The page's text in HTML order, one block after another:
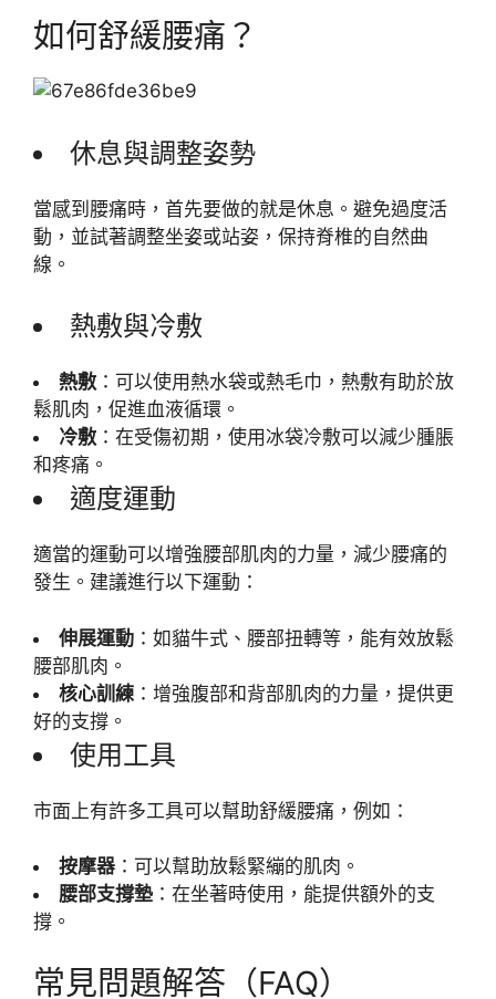
如何舒緩腰痛？
休息與調整姿勢
當感到腰痛時，首先要做的就是休息。避免過度活
動，並試著調整坐姿或站姿，保持脊椎的自然曲
線。
熱敷與冷敷
熱敷 ：可以使用熱水袋或熱毛巾，熱敷有助於放
鬆肌肉，促進血液循環。
冷敷 ：在受傷初期，使用冰袋冷敷可以減少腫脹
和疼痛。
適度運動
適當的運動可以增強腰部肌肉的力量，減少腰痛的
發生。建議進行以下運動：
伸展運動 ：如貓牛式、腰部扭轉等，能有效放鬆
腰部肌肉。
核心訓練 ：增強腹部和背部肌肉的力量，提供更
好的支撐。
使用工具
市面上有許多工具可以幫助舒緩腰痛，例如：
按摩器 ：可以幫助放鬆緊繃的肌肉。
腰部支撐墊 ：在坐著時使用，能提供額外的支
撐。
常見問題解答（FAQ）